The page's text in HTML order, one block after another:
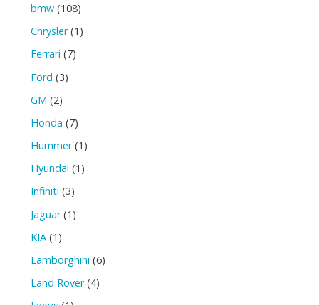
bmw (108)
Chrysler(1)
Ferrari (7)
Ford (3)
GM (2)
Honda (7)
Hummer(1)
Hyundai (1)
Infiniti (3)
Jaguar(1)
KIA (1)
Lamborghini (6)
Land Rover(4)